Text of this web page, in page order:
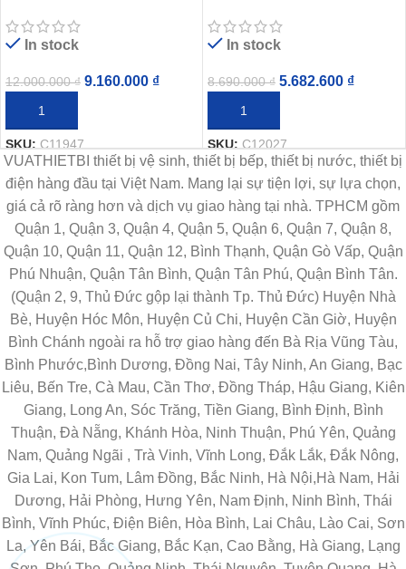
In stock
12.000.000₫ 9.160.000 ₫
THÊM VÀO GIỎ HÀNG
SKU:C11947
In stock
8.690.000₫ 5.682.600 ₫
THÊM VÀO GIỎ HÀNG
SKU:C12027
VUATHIETBI thiết bị vệ sinh, thiết bị bếp, thiết bị nước, thiết bị
điện hàng đầu tại Việt Nam. Mang lại sự tiện lợi, sự lựa chọn,
giá cả rõ ràng hơn và dịch vụ giao hàng tại nhà. TPHCM gồm
Quận 1, Quận 3, Quận 4, Quận 5, Quận 6, Quận 7, Quận 8,
Quận 10, Quận 11, Quận 12, Bình Thạnh, Quận Gò Vấp, Quận
Phú Nhuận, Quận Tân Bình, Quận Tân Phú, Quận Bình Tân.
(Quận 2, 9, Thủ Đức gộp lại thành Tp. Thủ Đức) Huyện Nhà
Bè, Huyện Hóc Môn, Huyện Củ Chi, Huyện Cần Giờ, Huyện
Bình Chánh ngoài ra hỗ trợ giao hàng đến Bà Rịa Vũng Tàu,
Bình Phước,Bình Dương, Đồng Nai, Tây Ninh, An Giang, Bạc
Liêu, Bến Tre, Cà Mau, Cần Thơ, Đồng Tháp, Hậu Giang, Kiên
Giang, Long An, Sóc Trăng, Tiền Giang, Bình Định, Bình
Thuận, Đà Nẵng, Khánh Hòa, Ninh Thuận, Phú Yên, Quảng
Nam, Quảng Ngãi , Trà Vinh, Vĩnh Long, Đắk Lắk, Đắk Nông,
Gia Lai, Kon Tum, Lâm Đồng, Bắc Ninh, Hà Nội,Hà Nam, Hải
Dương, Hải Phòng, Hưng Yên, Nam Định, Ninh Bình, Thái
Bình, Vĩnh Phúc, Điện Biên, Hòa Bình, Lai Châu, Lào Cai, Sơn
La, Yên Bái, Bắc Giang, Bắc Kạn, Cao Bằng, Hà Giang, Lạng